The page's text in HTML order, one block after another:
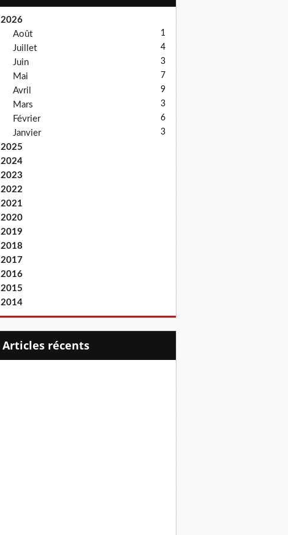
2026
Août
1
Juillet 4
Juin 3
Mai 7
Avril 9
Mars 3
Février 6
Janvier 3
2025
2024
2023
2022
2021
2020
2019
2018
2017
2016
2015
2014
articles récents